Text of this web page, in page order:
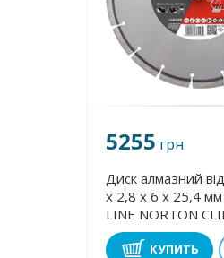
5255 грн
Диск алмазний
х 2,8 х 6 х 25,4 мм
LINE NORTON
70184626873
КУПИТЬ